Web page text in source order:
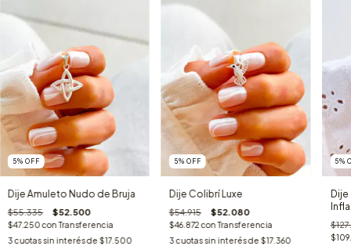
5% OFF
Dije Amuleto Nudo de Bruja
$55.335 $52.500
$47.250con Transferencia
3 cuotas sin interés de $17.500
5% OFF
Dije Colibrí Luxe
$54.915 $52.080
$46.872con Transferencia
3 cuotas sin interés de $17.360
5%
Dije